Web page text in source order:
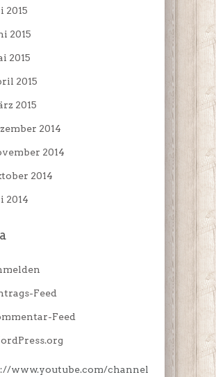
2015
2015
2015
2015
2015
2014
2014
2014
2014
Feed
Feed
www.youtube.com/channel